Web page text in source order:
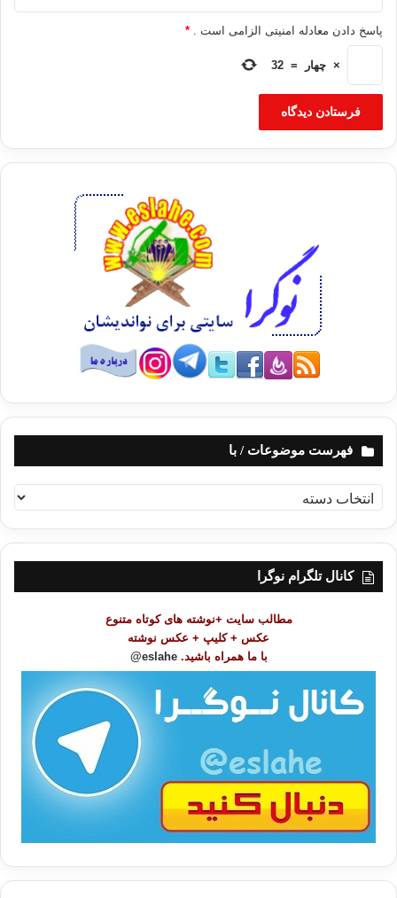
پاسخ دادن معادله امنیتی الزامی است . *
× چهار =
32
فهرست موضوعات / با
ه
ر
کانال تلگرام نوگرا
مطالب سایت +نوشته های کوتاه متنوع
عکس + کلیپ + عکس نوشته
با ما همراه باشید. eslahe@